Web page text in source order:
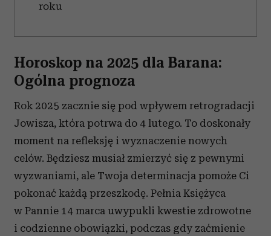
roku
Horoskop na 2025 dla Barana:
Ogólna prognoza
Rok 2025 zacznie się pod wpływem retrogradacji
Jowisza, która potrwa do 4 lutego. To doskonały
moment na refleksję i wyznaczenie nowych
celów. Będziesz musiał zmierzyć się z pewnymi
wyzwaniami, ale Twoja determinacja pomoże Ci
pokonać każdą przeszkodę. Pełnia Księżyca
w Pannie 14 marca uwypukli kwestie zdrowotne
i codzienne obowiązki, podczas gdy zaćmienie